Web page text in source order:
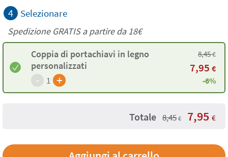
4 Selezionare
Spedizione GRATIS a partire da18€
Coppia di portachiavi in legno
personalizzati
- 1 +
8,45€
7,95 €
-6%
Totale 8,45 € 7,95 €